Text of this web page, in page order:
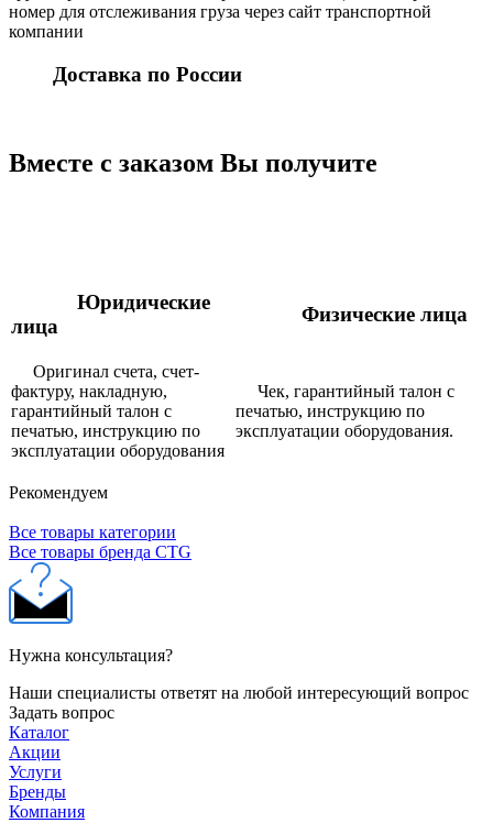
номер для отслеживания груза через сайт транспортной
компании
Доставка по России
Вместе с заказом Вы получите
Юридические
лица
Физические лица
Оригинал счета, счет-
фактуру, накладную,
гарантийный талон с
печатью, инструкцию по
эксплуатации оборудования
Чек, гарантийный талон с
печатью, инструкцию по
эксплуатации оборудования.
Рекомендуем
Все товары категории
Все товары бренда CTG
Нужна консультация?
Наши специалисты ответят на любой интересующий вопрос
Задать вопрос
Каталог
Акции
Услуги
Бренды
Компания